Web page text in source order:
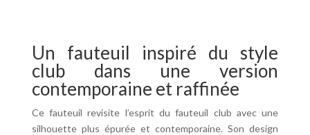
Design
Contemporain
&
Élégance
Intemporelle
Un fauteuil inspiré du style
club dans une version
contemporaine et raffinée
Ce fauteuil revisite l’esprit du fauteuil club avec une
silhouette plus épurée et contemporaine. Son design